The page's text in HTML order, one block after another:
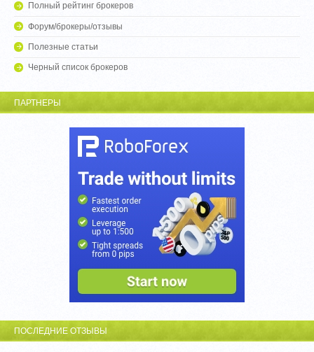
Полный рейтинг брокеров
Форум/брокеры/отзывы
Полезные статьи
Черный список брокеров
ПАРТНЕРЫ
ПОСЛЕДНИЕ ОТЗЫВЫ